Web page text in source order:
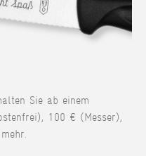
Sie ab einem
100 € (Messer),